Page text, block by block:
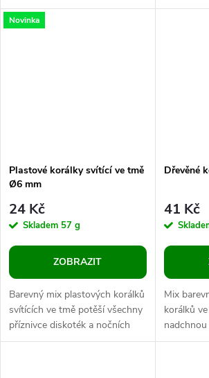
Sadu využijete na tvorbu
bižuterie a vánočních ozdob.
dámské i
Novinka
Plastové korálky svítící ve tmě
Ø6 mm
24 Kč
Skladem 57 g
ZOBRAZIT
Barevný mix plastových korálků
svítících ve tmě potěší všechny
příznivce diskoték a nočních
party. Stačí je přes den nechat
Dřevěné
41 Kč
Mix
korálků
Můžete je